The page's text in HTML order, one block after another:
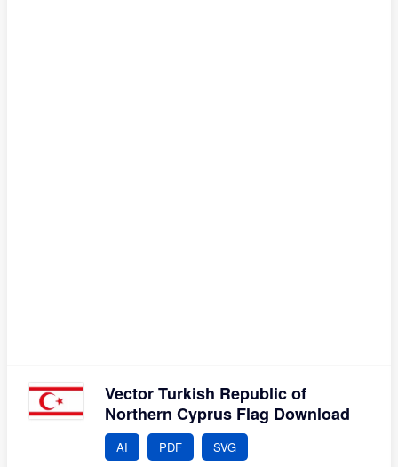
Vector Turkish Republic of
Northern Cyprus Flag Download
AI PDF SVG